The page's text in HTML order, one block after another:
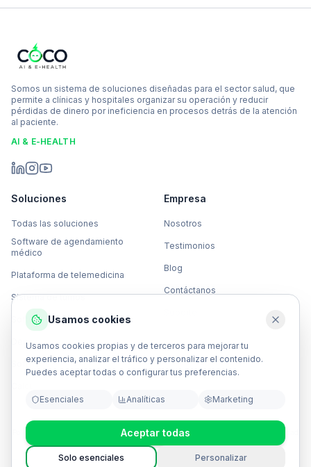
Usamos cookies
Usamos cookies propias y de terceros para mejorar tu
experiencia, analizar el tráfico y personalizar el contenido.
Puedes aceptar todas o configurar tus preferencias.
Esenciales Analíticas Marketing
Aceptar todas
Solo esenciales Personalizar
Somos un sistema de soluciones diseñadas para el sector salud, que
permite a clínicas y hospitales organizar su operación y reducir
pérdidas de dinero por ineficiencia en procesos detrás de la atención
al paciente.
AI & E-HEALTH
Soluciones
Todas las soluciones
Software de agendamiento
médico
Plataforma de telemedicina
Sistema de turnos
Software de gestión quirúrgica
Demanda inducida
Software de OCR clínico
Empresa
Nosotros
Testimonios
Blog
Contáctanos
Términos y condiciones Tratamiento de datos